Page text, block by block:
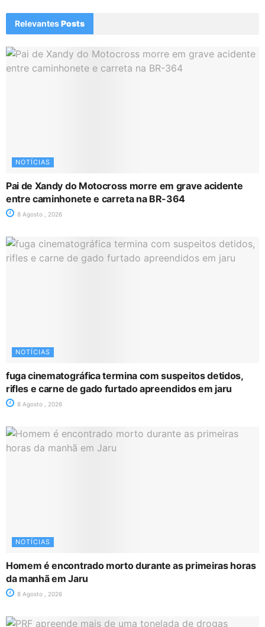
RelevantesPosts
NOTÍCIAS
Pai de Xandy do Motocross morre em grave acidente
entre caminhonete e carreta na BR-364
8 Agosto , 2026
NOTÍCIAS
fuga cinematográfica termina com suspeitos detidos,
rifles e carne de gado furtado apreendidos em jaru
8 Agosto , 2026
NOTÍCIAS
Homem é encontrado morto durante as primeiras horas
da manhã em Jaru
8 Agosto , 2026